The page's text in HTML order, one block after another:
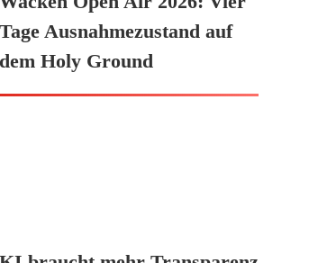
Tage Ausnahmezustand auf
dem Holy Ground